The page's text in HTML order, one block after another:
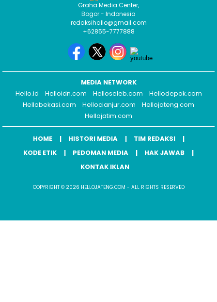
Graha Media Center,
Bogor - Indonesia
redaksihallo@gmail.com
+62855-7777888
MEDIA NETWORK
Hello.id
Helloidn.com Helloseleb.com
Hellodepok.com
Hellobekasi.com
Hellocianjur.com
Hellojateng.com
Hellojatim.com
HOME HISTORI MEDIA
TIM REDAKSI
KODE ETIK
PEDOMAN MEDIA
HAK JAWAB
KONTAK IKLAN
COPYRIGHT © 2026 HELLOJATENG.COM - ALL RIGHTS RESERVED